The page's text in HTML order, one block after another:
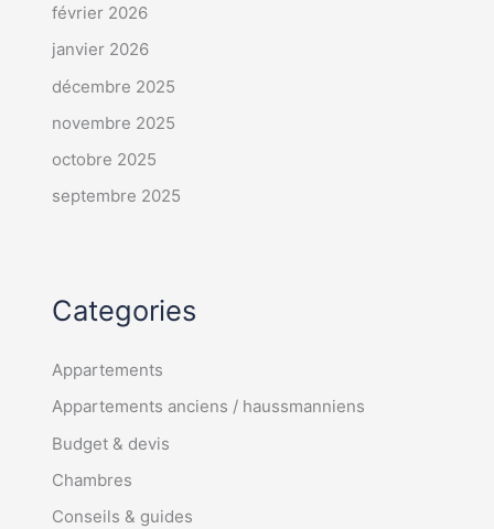
février 2026
janvier 2026
décembre 2025
novembre 2025
octobre 2025
septembre 2025
Categories
Appartements
Appartements anciens / haussmanniens
Budget & devis
Chambres
Conseils & guides